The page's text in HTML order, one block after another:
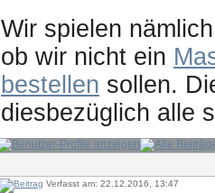
Wir spielen
ob wir nicht ein
bestellen sollen.
diesbezüglich alle
Verfasst am: 22.12.2016, 13:47